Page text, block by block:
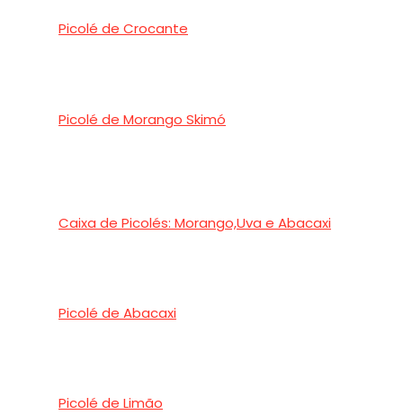
Picolé de Crocante
Picolé de Morango Skimó
Caixa de Picolés: Morango,Uva e Abacaxi
Picolé de Abacaxi
Picolé de Limão